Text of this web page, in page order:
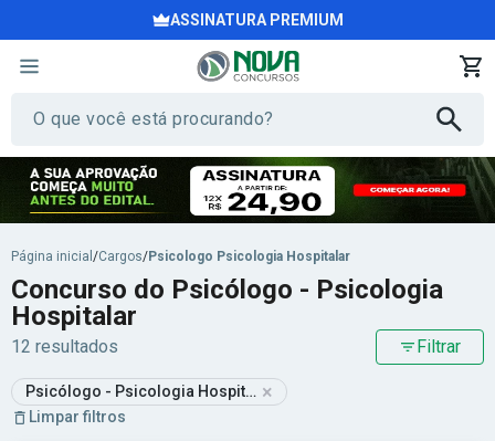
ASSINATURA PREMIUM
Página inicial /Cargos/Psicologo Psicologia Hospitalar
Concurso do Psicólogo - Psicologia
Hospitalar
12 resultados Filtrar
Psicólogo - Psicologia Hospitalar
×
Limpar filtros